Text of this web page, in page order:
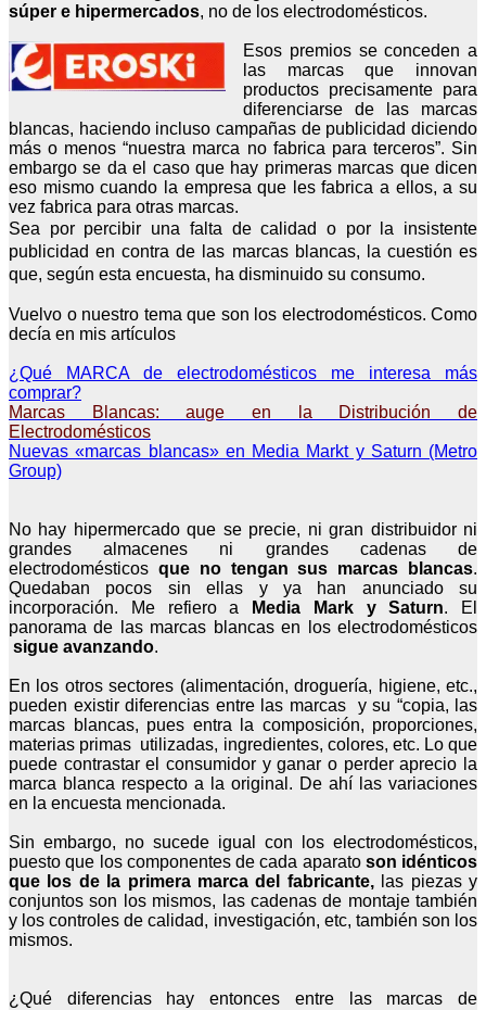
súper e hipermercados, no de los electrodomésticos.
Esos premios se conceden a
las marcas que innovan
productos precisamente para
diferenciarse de las marcas
blancas, haciendo incluso campañas de publicidad diciendo
más o menos “nuestra marca no fabrica para terceros”. Sin
embargo se da el caso que hay primeras marcas que dicen
eso mismo cuando la empresa que les fabrica a ellos, a su
vez fabrica para otras marcas.
Sea por percibir una falta de calidad o por la insistente
publicidad en contra de las marcas blancas, la cuestión es
que, según esta encuesta, ha disminuido su consumo.
Vuelvo o nuestro tema que son los electrodomésticos. Como
decía en mis artículos
¿Qué MARCA de electrodomésticos me interesa más
comprar?
Marcas Blancas: auge en la Distribución de
Electrodomésticos
Nuevas «marcas blancas» en Media Markt y Saturn (Metro
Group)
No hay hipermercado que se precie, ni gran distribuidor ni
grandes almacenes ni grandes cadenas de
electrodomésticos que no tengan sus marcas blancas.
Quedaban pocos sin ellas y ya han anunciado su
incorporación. Me refiero a
Media Mark y Saturn. El
panorama de las marcas blancas en los electrodomésticos
sigue avanzando.
En los otros sectores (alimentación, droguería, higiene, etc.,
pueden existir diferencias entre las marcas y su “copia, las
marcas blancas, pues entra la composición, proporciones,
materias primas utilizadas, ingredientes, colores, etc. Lo que
puede contrastar el consumidor y ganar o perder aprecio la
marca blanca respecto a la original. De ahí las variaciones
en la encuesta mencionada.
Sin embargo, no sucede igual con los electrodomésticos,
puesto que los componentes de cada aparatoson idénticos
que los de la primera marca del fabricante,las piezas y
conjuntos son los mismos, las cadenas de montaje también
y los controles de calidad, investigación, etc, también son los
mismos.
¿Qué diferencias hay entonces entre las marcas de